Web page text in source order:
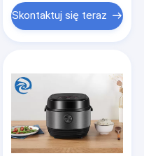
Skontaktuj się teraz